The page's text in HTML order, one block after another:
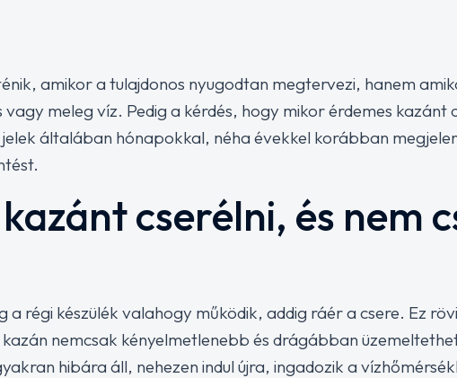
amikor a tulajdonos nyugodtan megtervezi, hanem
meleg víz. Pedig a kérdés, hogy mikor érdemes kazánt
általában hónapokkal, néha évekkel korábban
cserélni, és nem
régi készülék valahogy működik, addig ráér a csere. Ez
nemcsak kényelmetlenebb és drágábban
hibára áll, nehezen indul újra, ingadozik a